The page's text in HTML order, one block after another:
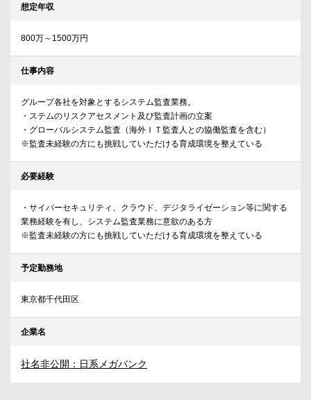
想定年収
800万～1500万円
仕事内容
グループ各社を対象とするシステム監査業務。
・ステムのリスクアセスメント及び監査計画の立案
・グローバルシステム監査（海外ＩＴ監査人との協働監査を含む）
※監査未経験の方にも挑戦していただける育成環境を整えている
必要経験
・サイバーセキュリティ、クラウド、デジタライゼーション等に関する
業務経験を有し、システム監査業務に意欲のある方
※監査未経験の方にも挑戦していただける育成環境を整えている
予定勤務地
東京都千代田区
企業名
社名非公開：日系メガバンク